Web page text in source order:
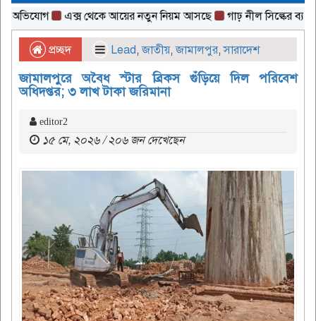
এক্স থেকে আয়ের নতুন নিয়ম আসছে গাঢ় নীল সিল্কের ব্যাকলেস
প্রচ্ছদ Lead,জাতীয়,জামালপুর,সারাদেশ
জামালপুরে অবৈধ স্টার ব্রিকস গুঁড়িয়ে দিল পরিবেশ
অধিদপ্তর; ৩ লাখ টাকা জরিমানা
editor2
১৫ মে, ২০২৬ / ২০৬ জন দেখেছেন